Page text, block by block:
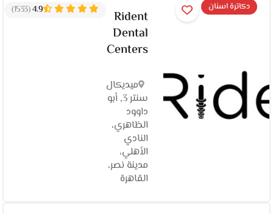
دكاترة اسنان
Rident
Dental
Centers
ميديكال
سنتر 3, أبو
داوود
الظاهري،
النادي
الأهلي،
مدينة نصر،
القاهرة‬
4.9
(1533)